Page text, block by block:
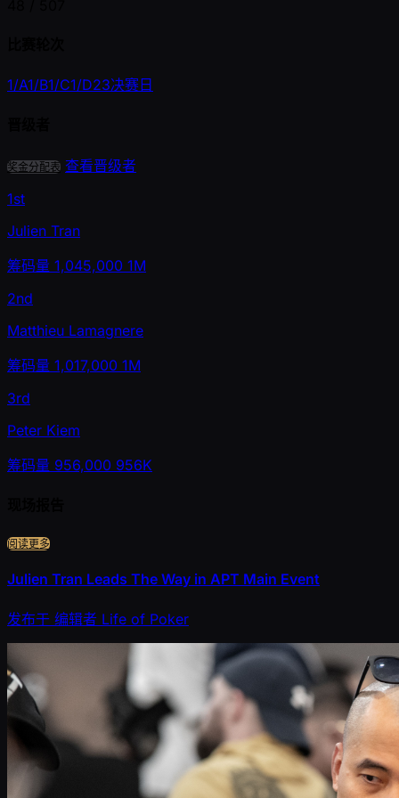
1/A1/B1/C1/D23决赛日
奖金分配表 查看晋级者
1st
Julien Tran
筹码量 1,045,000 1M
2nd
Matthieu Lamagnere
筹码量 1,017,000 1M
3rd
Peter Kiem
筹码量 956,000 956K
阅读更多
Julien Tran Leads The Way in APT Main Event
发布于 编辑者 Life of Poker